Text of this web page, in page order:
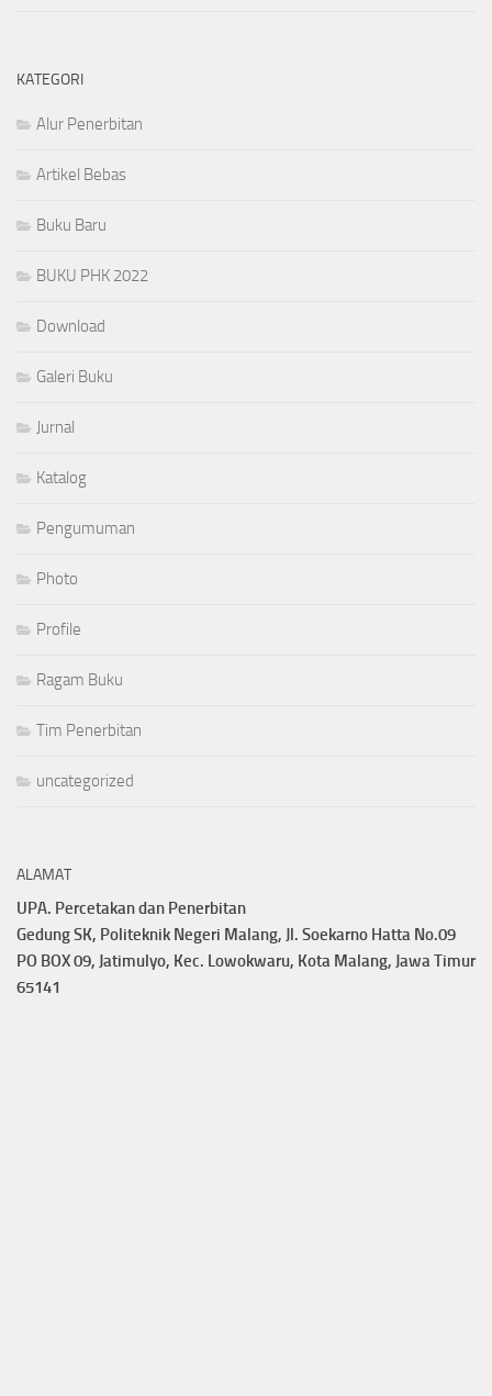
KATEGORI
Alur Penerbitan
Artikel Bebas
Buku Baru
BUKU PHK 2022
Download
Galeri Buku
Jurnal
Katalog
Pengumuman
Photo
Profile
Ragam Buku
Tim Penerbitan
uncategorized
ALAMAT
UPA. Percetakan dan Penerbitan
Gedung SK, Politeknik Negeri Malang, Jl. Soekarno Hatta No.09
PO BOX 09, Jatimulyo, Kec. Lowokwaru, Kota Malang, Jawa Timur
65141